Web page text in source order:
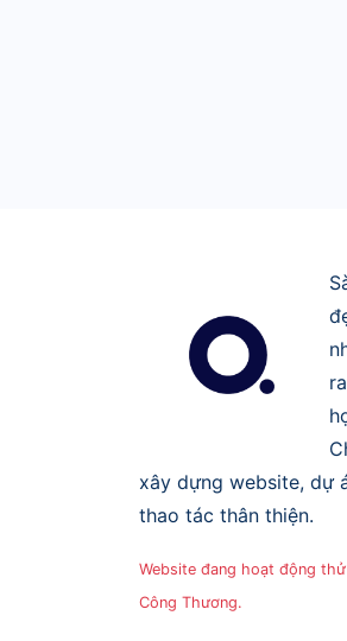
xây dựng website, dự
thao tác thân thiện.
Website đang hoạt động
Công Thương.